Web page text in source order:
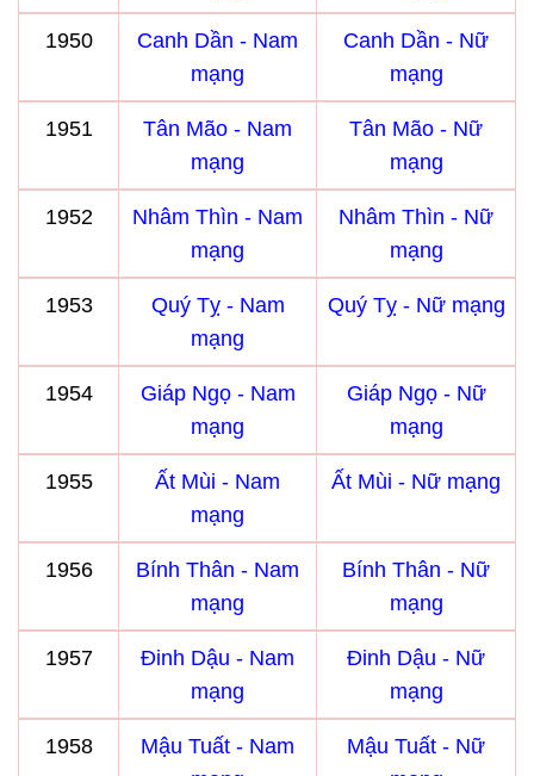
1950
Canh Dần - Nam
mạng
Canh Dần - Nữ
mạng
1951
Tân Mão - Nam
mạng
Tân Mão - Nữ
mạng
1952
Nhâm Thìn - Nam
mạng
Nhâm Thìn - Nữ
mạng
1953
Quý Tỵ - Nam
mạng
Quý Tỵ - Nữ mạng
1954
Giáp Ngọ - Nam
mạng
Giáp Ngọ - Nữ
mạng
1955
Ất Mùi - Nam
mạng
Ất Mùi - Nữ mạng
1956
Bính Thân - Nam
mạng
Bính Thân - Nữ
mạng
1957
Đinh Dậu - Nam
mạng
Đinh Dậu - Nữ
mạng
1958
Mậu Tuất - Nam
Mậu Tuất - Nữ